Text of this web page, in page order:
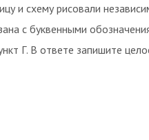
и схему рисовали
с буквенными
Г. В ответе запишите